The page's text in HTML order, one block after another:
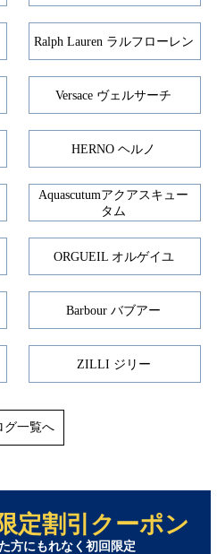
Ralph Lauren ラルフローレン
Versace ヴェルサーチ
HERNO ヘルノ
Aquascutumアクアスキュー
タム
ORGUEIL オルゲイユ
Barbour バブアー
ZILLI ジリー
グ一覧へ
定割引クーポン
方にもれなく初回限定